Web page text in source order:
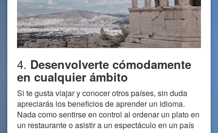
4. Desenvolverte cómodamente
en cualquier ámbito
Si te gusta viajar y conocer otros países, sin duda
apreciarás los beneficios de aprender un idioma.
Nada como sentirse en control al ordenar un plato en
un restaurante o asistir a un espectáculo en un país